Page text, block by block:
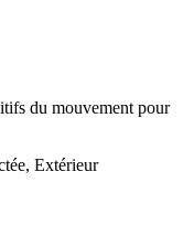
du mouvement pour
Extérieur